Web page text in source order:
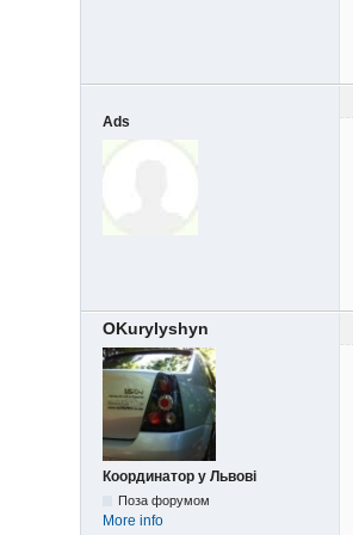
Ads
OKurylyshyn
Координатор у Львові
Поза форумом
More info